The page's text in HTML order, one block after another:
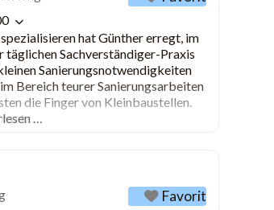
hat Günther erregt, im
täglichen Sachverständiger-Praxis
Sanierungsnotwendigkeiten
Bereich teurer Sanierungsarbeiten
die Finger von Kleinbaustellen.
…
Favorit